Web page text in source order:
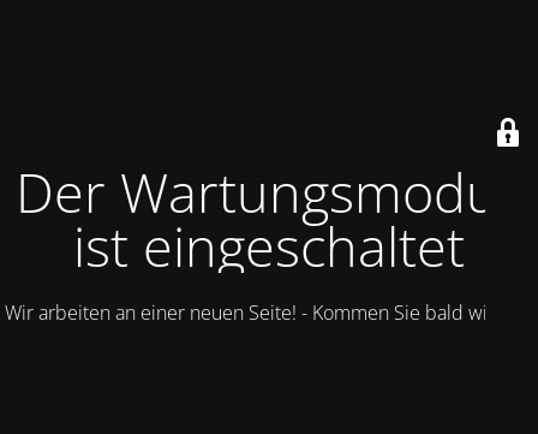
Der Wartungsmodus
ist eingeschaltet
Wir arbeiten an einer neuen Seite! - Kommen Sie bald wieder.